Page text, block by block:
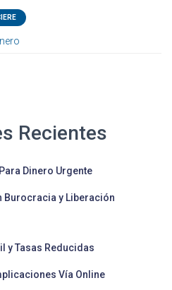
Recientes
Dinero Urgente
Burocracia y Liberación
y Tasas Reducidas
Vía Online